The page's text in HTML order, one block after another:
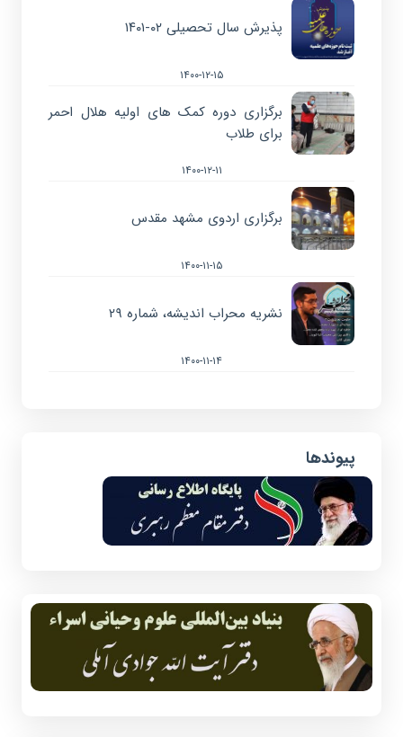
پذیرش سال تحصیلی ۰۲-۱۴۰۱
۱۴۰۰-۱۲-۱۵
برگزاری دوره کمک های اولیه هلال احمر
برای طلاب
۱۴۰۰-۱۲-۱۱
برگزاری اردوی مشهد مقدس
۱۴۰۰-۱۱-۱۵
نشریه محراب اندیشه، شماره ۲۹
۱۴۰۰-۱۱-۱۴
پیوندها